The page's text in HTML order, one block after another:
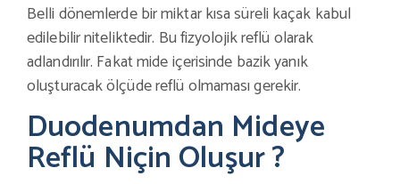
Belli dönemlerde bir miktar kısa süreli kaçak kabul
edilebilir niteliktedir. Bu fizyolojik reflü olarak
adlandırılır. Fakat mide içerisinde bazik yanık
oluşturacak ölçüde reflü olmaması gerekir.
Duodenumdan Mideye
Reflü Niçin Oluşur ?